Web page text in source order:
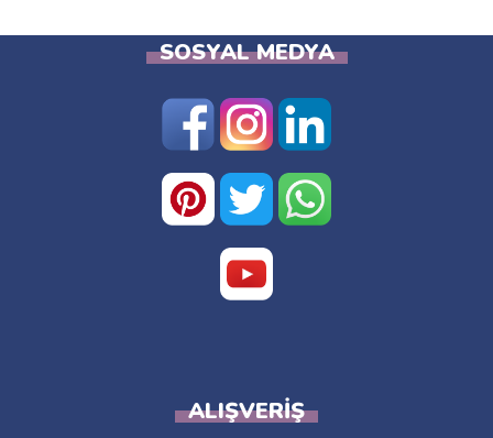
SOSYAL MEDYA
ALIŞVERIŞ